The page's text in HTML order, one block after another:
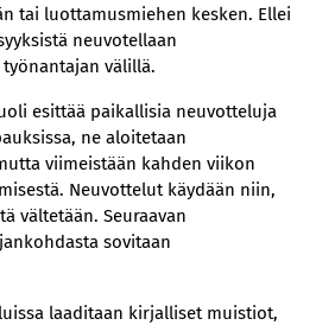
tai luottamusmiehen kesken. Ellei
neuvotellaan
välillä.
esittää paikallisia neuvotteluja
ne aloitetaan
viimeistään kahden viikon
Neuvottelut käydään niin,
vältetään. Seuraavan
sovitaan
laaditaan kirjalliset muistiot,